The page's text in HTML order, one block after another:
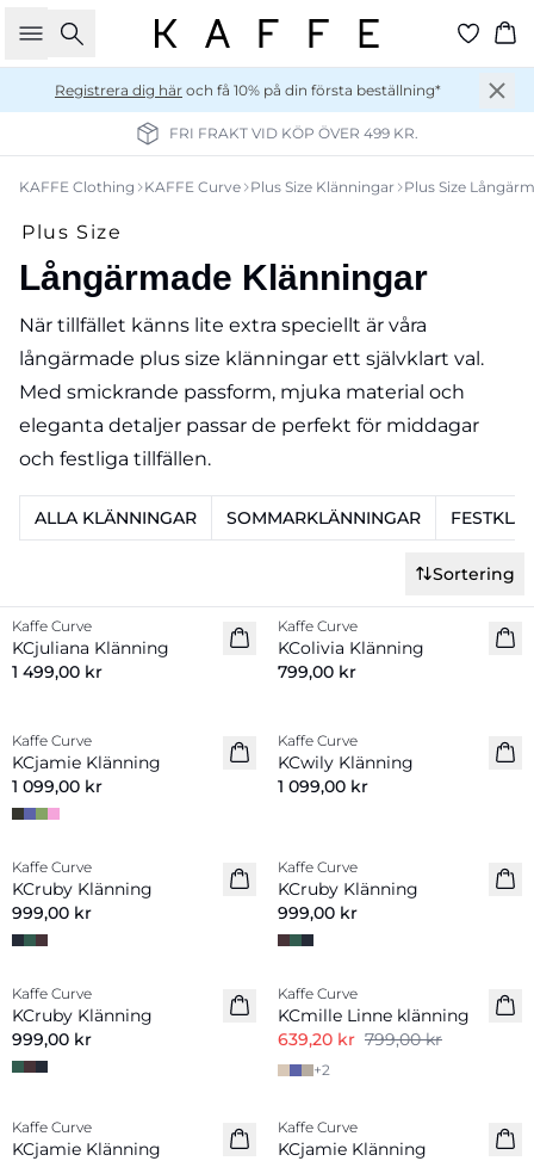
Sök
Registrera dig här och få 10% på din första beställning*
FRI FRAKT VID KÖP ÖVER 499 KR.
KAFFE Clothing KAFFE Curve Plus Size Klänningar Plus Size
Långärmade Klänningar
Plus Size
När tillfället känns lite extra speciellt är våra
långärmade plus size klänningar ett självklart val.
Med smickrande passform, mjuka material och
eleganta detaljer passar de perfekt för middagar
och festliga tillfällen.
ALLA KLÄNNINGAR SOMMARKLÄNNINGAR
Sortering
Nyhet
Kaffe Curve
KCjuliana Klänning
1 499,00 kr
Nyhet
Kaffe Curve
KColivia Klänning
799,00 kr
Nyhet
Kaffe Curve
KCjamie Klänning
1 099,00 kr
Nyhet
Kaffe Curve
KCwily Klänning
1 099,00 kr
Nyhet
Kaffe Curve
KCruby Klänning
999,00 kr
Nyhet
Kaffe Curve
KCruby Klänning
999,00 kr
Nyhet
Kaffe Curve
KCruby Klänning
999,00 kr
Linnemix
-20%
Kaffe Curve
KCmille Linne klänning
639,20 kr 799,00 kr
+2
Kaffe Curve
KCjamie Klänning
Kaffe Curve
KCjamie Klänning